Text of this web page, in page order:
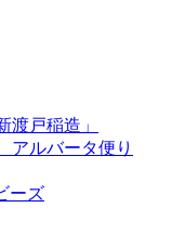
渡戸稲造」
ルバータ便り
ーズ